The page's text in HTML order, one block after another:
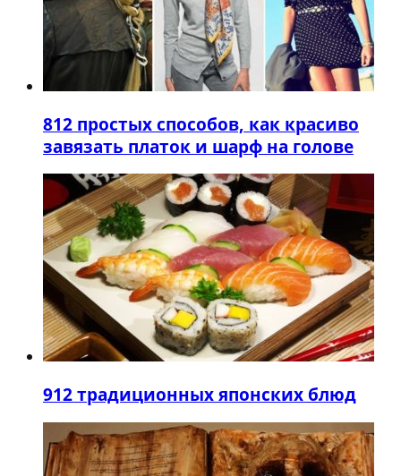
812 простых способов, как красиво
завязать платок и шарф на голове
912 традиционных японских блюд